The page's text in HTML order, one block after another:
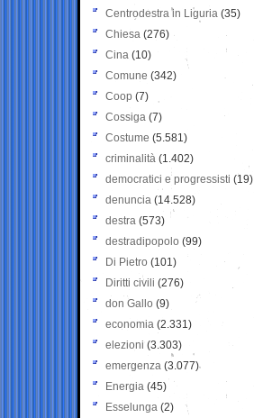
Centrodestra in Liguria (35)
Chiesa (276)
Cina (10)
Comune (342)
Coop (7)
Cossiga (7)
Costume (5.581)
criminalità (1.402)
democratici e progressisti (19)
denuncia (14.528)
destra (573)
destradipopolo (99)
Di Pietro (101)
Diritti civili (276)
don Gallo (9)
economia (2.331)
elezioni (3.303)
emergenza (3.077)
Energia (45)
Esselunga (2)